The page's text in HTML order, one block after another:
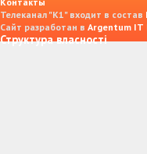
Телеканал "К1" входит в состав
Сайт разработан в Argentum IT
Структура власності